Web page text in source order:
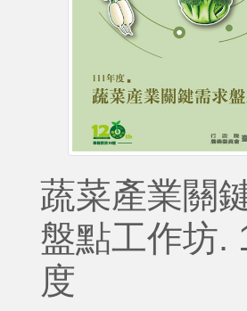
蔬菜產業關
盤點工作坊.
度